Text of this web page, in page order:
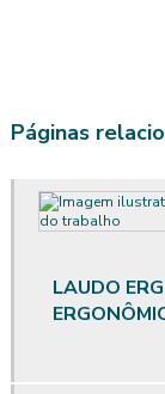
Avaliação de
Avaliação
Avaliação
Avaliação
Páginas
LAUDO